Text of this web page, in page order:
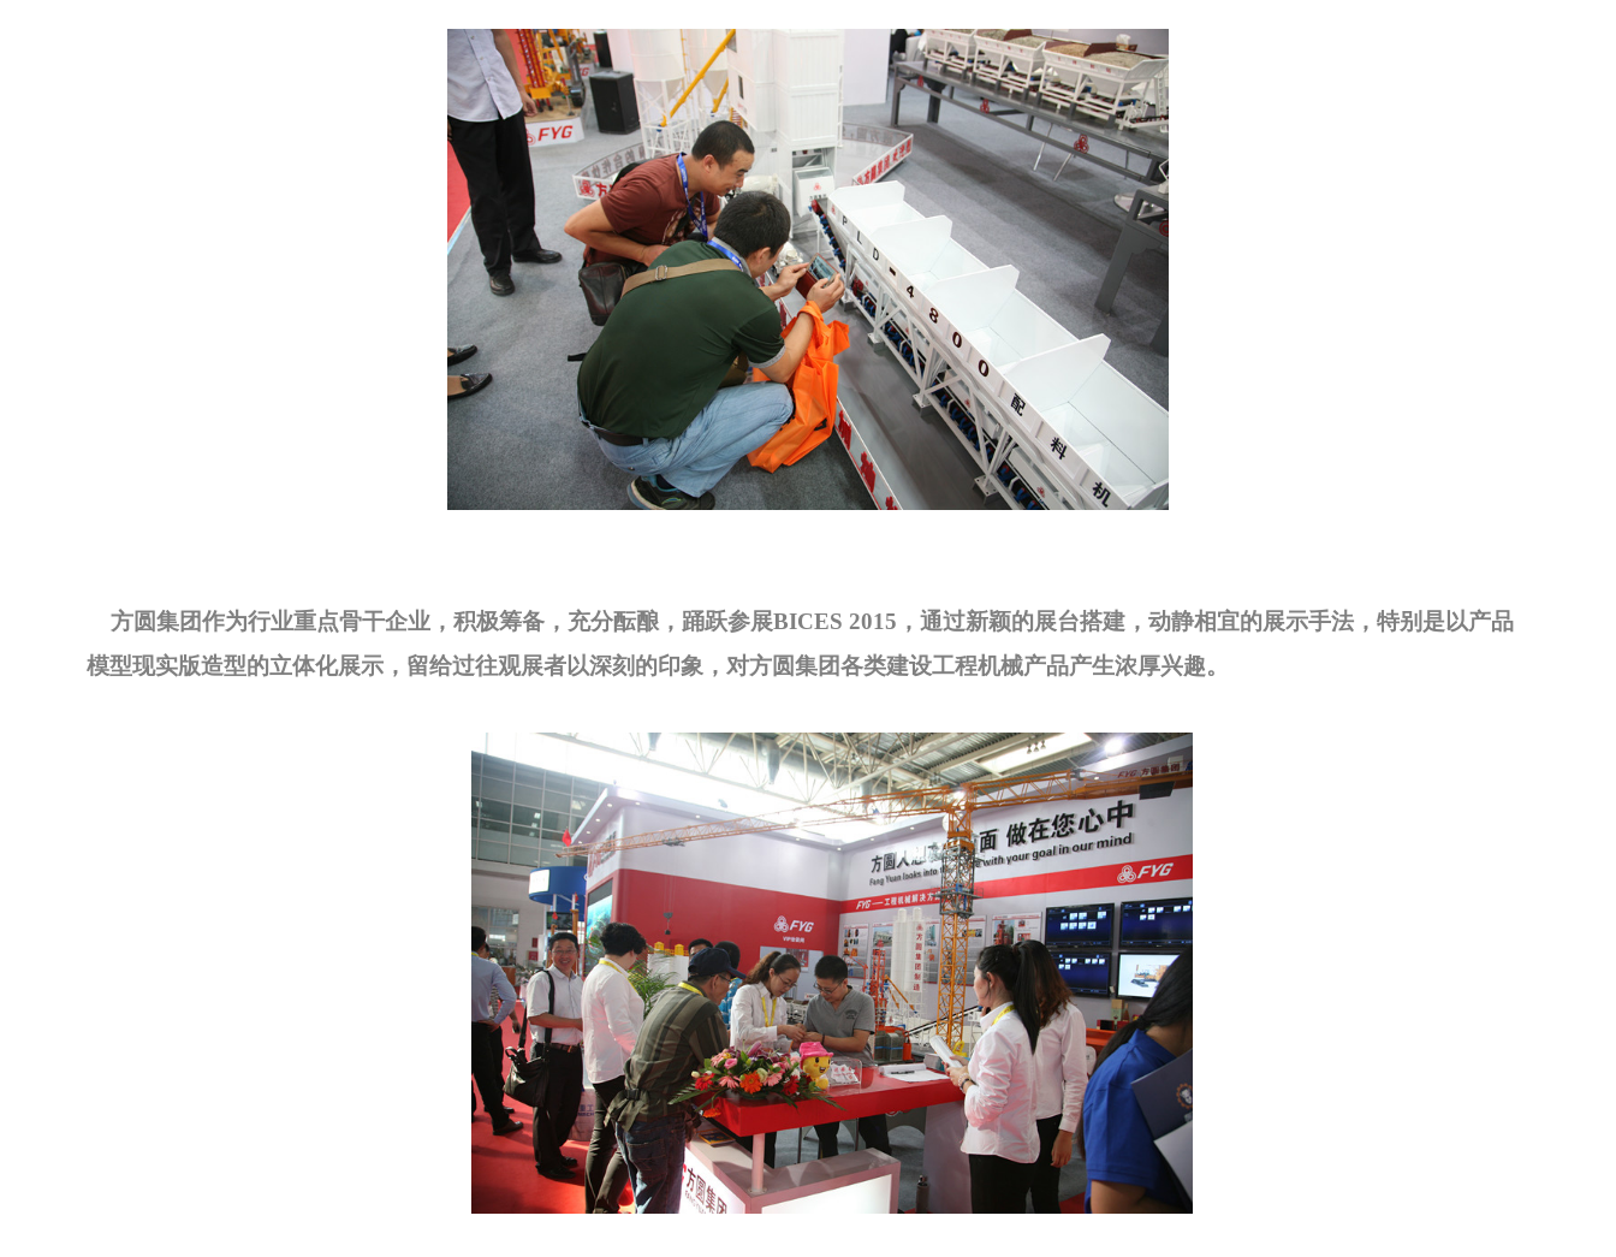
方圆集团作为行业重点骨干企业，积极筹备，充分酝酿，踊跃参展BICES 2015 ，通过新颖的展台搭建，动静相宜的展示手法，特别是以产品
模型现实版造型的立体化展示，留给过往观展者以深刻的印象，对方圆集团各类建设工程机械产品产生浓厚兴趣。